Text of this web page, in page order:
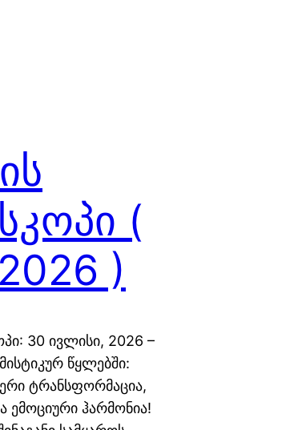
(
)
30 ივლისი, 2026 –
წყლებში:
ტრანსფორმაცია,
ჰარმონია!